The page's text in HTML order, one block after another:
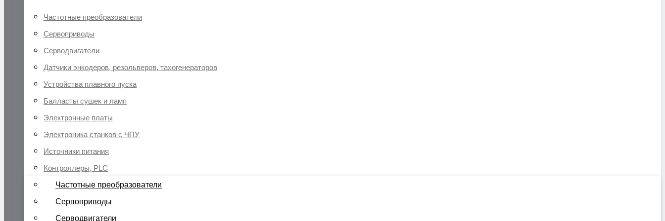
Частотные преобразователи
Сервоприводы
Серводвигатели
Датчики энкодеров, резольверов, тахогенераторов
Устройства плавного пуска
Балласты сушек и ламп
Электронные платы
Электроника станков с ЧПУ
Источники питания
Контроллеры, PLC
Частотные преобразователи
Сервоприводы
Серводвигатели